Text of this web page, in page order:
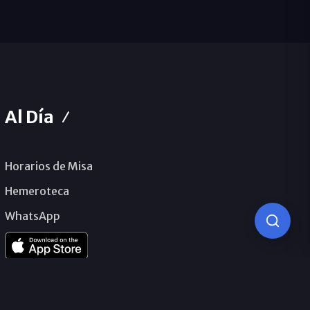
Al Día
Horarios de Misa
Hemeroteca
WhatsApp